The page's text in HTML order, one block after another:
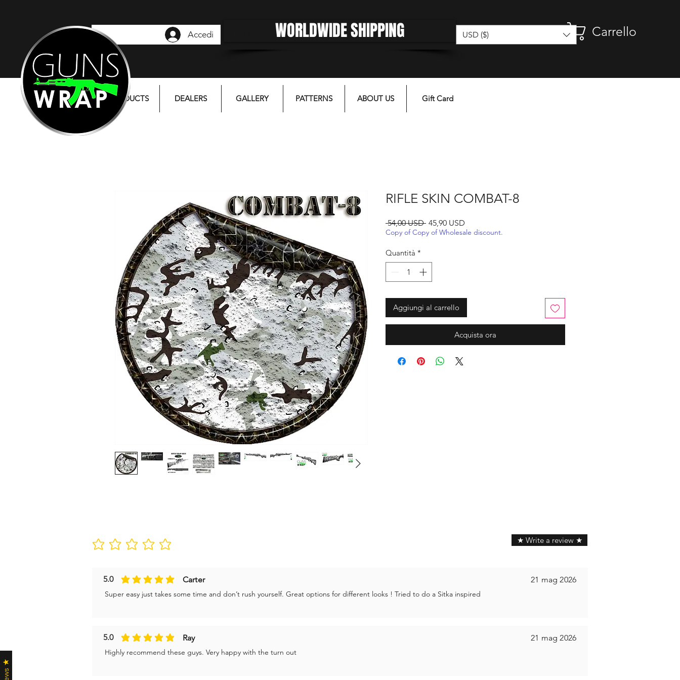
Carrello
Accedi WORLDWIDE SHIPPING USD ($)
PRODUCTS DEALERS GALLERY PATTERNS ABOUT US Gift Card
RIFLE SKIN COMBAT-8
54,00 USD Prezzo
regolare
45,90 USD
scontato
Copy of Copy of Wholesale discount.
Quantità *
Aggiungi al carrello
Acquista ora
Non ci sono ancora valutazioni
★ Write a review ★
5.0
la valutazione media è 5 su 5
Carter 21 mag 2026
Super easy just takes some time and don’t rush yourself. Great options for different looks ! Tried to do a Sitka inspired
5.0
la valutazione media è 5 su 5
Ray 21 mag 2026
Highly recommend these guys. Very happy with the turn out